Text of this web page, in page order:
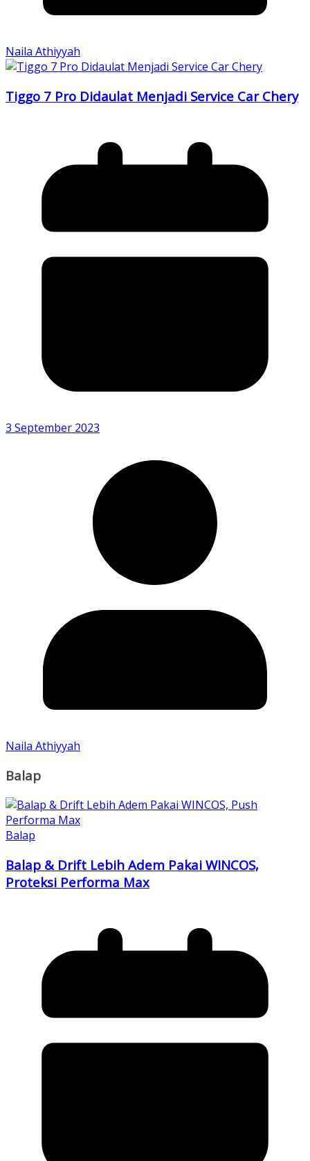
Naila Athiyyah
Tiggo 7 Pro Didaulat Menjadi Service Car Chery
3 September 2023
Naila Athiyyah
Balap
Balap
Balap & Drift Lebih Adem Pakai WINCOS,
Proteksi Performa Max